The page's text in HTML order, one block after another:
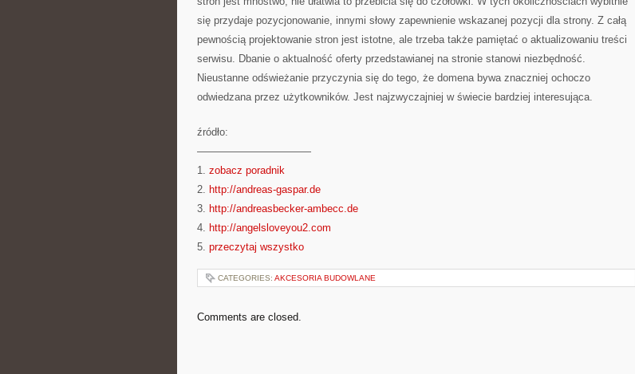
się przydaje pozycjonowanie, innymi słowy zapewnienie wskazanej pozycji dla strony. Z całą
pewnością projektowanie stron jest istotne, ale trzeba także pamiętać o aktualizowaniu treści
serwisu. Dbanie o aktualność oferty przedstawianej na stronie stanowi niezbędność.
Nieustanne odświeżanie przyczynia się do tego, że domena bywa znaczniej ochoczo
odwiedzana przez użytkowników. Jest najzwyczajniej w świecie bardziej interesująca.
źródło:
———————————
1. zobacz poradnik
2. http://andreas-gaspar.de
3. http://andreasbecker-ambecc.de
4. http://angelsloveyou2.com
5. przeczytaj wszystko
CATEGORIES: AKCESORIA BUDOWLANE
Comments are closed.